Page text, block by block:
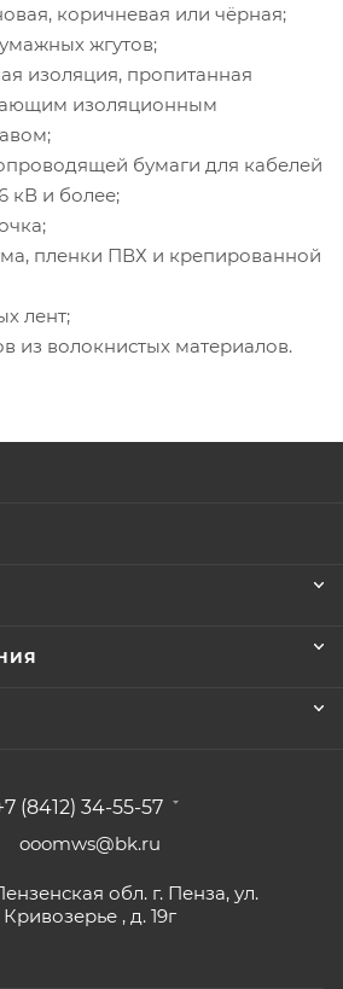
коричневая или чёрная;
жгутов;
изоляция, пропитанная
изоляционным
бумаги для кабелей
кВ и более;
пленки ПВХ и крепированной
лент;
из волокнистых материалов.
(8412) 34-55-57
ooomws@bk.ru
обл. г. Пенза, ул.
Кривозерье , д. 19г